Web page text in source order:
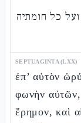
כל חומתיה
SEPTUAGINTA (LXX)
ἐπ’ αὐτὸν
φωνὴν αὐτῶν,
ἔρημον, καὶ